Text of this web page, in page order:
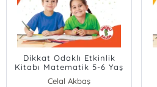
Dikkat Odaklı Etkinlik
Kitabı Matematik 5-6 Yaş
Celal Akbaş